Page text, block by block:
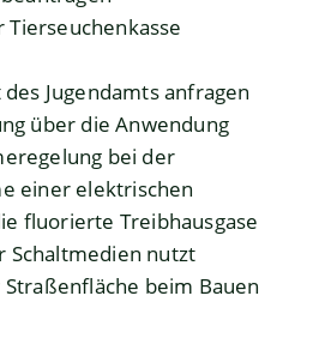
Jugendamts anfragen
über die Anwendung
bei der
einer elektrischen
fluorierte Treibhausgase
Schaltmedien nutzt
beim Bauen